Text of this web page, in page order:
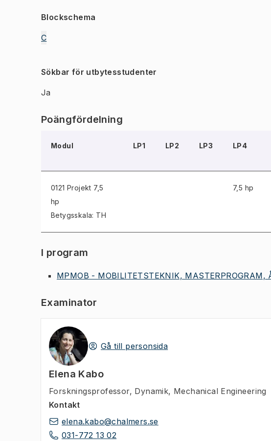
Blockschema
C
Sökbar för utbytesstudenter
Ja
Poängfördelning
Modul LP1 LP2 LP3 LP4
0121 Projekt 7,5
hp
Betygsskala: TH
7,5 hp
I program
MPMOB - MOBILITETSTEKNIK, MASTERPROGRAM,
Examinator
Gå till personsida
Elena Kabo
Forskningsprofessor, Dynamik, Mechanical Engineering
Kontakt
elena.kabo@chalmers.se
031-772 13 02